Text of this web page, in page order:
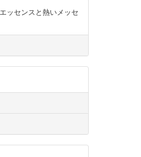
ッセンスと熱いメッセ